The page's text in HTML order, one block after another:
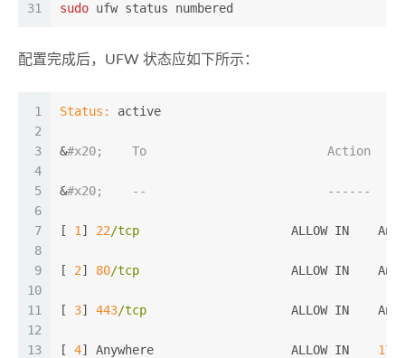
31
sudo ufw status numbered
配置完成后，UFW 状态应如下所示：
1
2
3
4
5
6
7
8
9
10
11
12
13
Status: active
&#x20;    To                         Action
&#x20;    --                         ------
[ 1 ] 22/tcp
ALLOW IN
[ 2] 80/tcp
ALLOW IN
[ 3] 443/tcp
ALLOW IN
[ 4] Anywhere                   ALLOW IN